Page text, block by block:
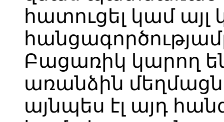
հատուցել կամ այլ
Բացառիկ կարող
առանձին
այնպես էլ այդ